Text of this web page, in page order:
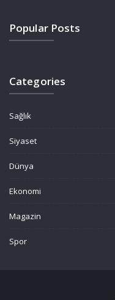
Popular Posts
Categories
Sağlık
Siyaset
Dünya
Ekonomi
Magazin
Spor